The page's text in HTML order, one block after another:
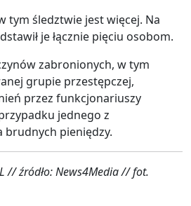
tym śledztwie jest więcej. Na
je łącznie pięciu osobom.
zabronionych, w tym
grupie przestępczej,
przez funkcjonariuszy
jednego z
brudnych pieniędzy.
// źródło: News4Media // fot.